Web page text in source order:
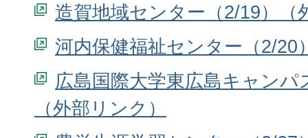
造賀地域センター（2/19）
河内保健福祉センター（2/20
広島国際大学東広島キャンパ